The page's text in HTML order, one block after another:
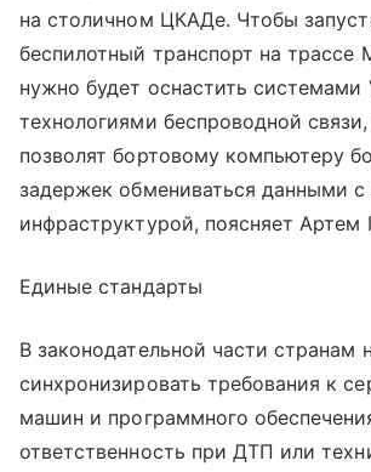
на столичном ЦКАДе. Чтобы
беспилотный транспорт на трассе
нужно будет оснастить системами
технологиями беспроводной
позволят бортовому компьютеру
задержек обмениваться данными
инфраструктурой, поясняет Артем
Единые стандарты
В законодательной части странам
синхронизировать требования к
машин и программного
ответственность при ДТП или